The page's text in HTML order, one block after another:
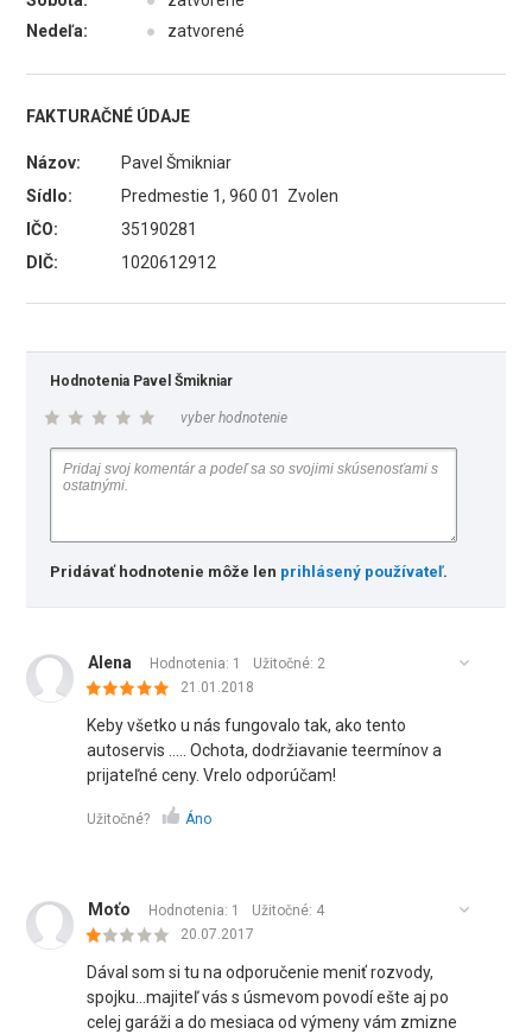
Nedeľa:
● zatvorené
FAKTURAČNÉ ÚDAJE
Názov:
Pavel Šmikniar
Sídlo:
Predmestie 1, 960 01 Zvolen
IČO:
35190281
DIČ:
1020612912
Hodnotenia Pavel Šmikniar
vyber hodnotenie
Pridávať hodnotenie môže len prihlásený používateľ.
Alena Hodnotenia: 1 Užitočné: 2
21.01.2018
Keby všetko u nás fungovalo tak, ako tento
autoservis ..... Ochota, dodržiavanie teermínov a
prijateľné ceny. Vrelo odporúčam!
Užitočné? Áno
Moťo Hodnotenia: 1 Užitočné: 4
20.07.2017
Dával som si tu na odporučenie meniť rozvody,
spojku...majiteľ vás s úsmevom povodí ešte aj po
celej garáži a do mesiaca od výmeny vám zmizne